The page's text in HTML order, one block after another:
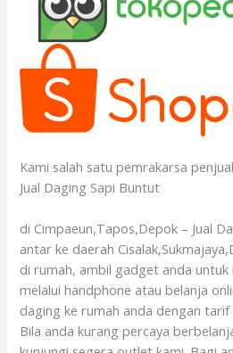
Kami salah satu pemrakarsa
Jual Daging Sapi Buntut
di Cimpaeun,Tapos,Depok – Jual
antar ke daerah
di rumah, ambil gadget anda
melalui handphone atau belanja
daging ke rumah anda dengan
Bila anda kurang percaya